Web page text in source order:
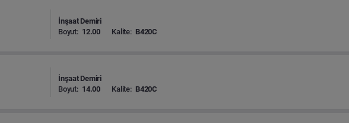
İnşaat Demiri
Boyut: 12.00 Kalite: B420C
İnşaat Demiri
Boyut: 14.00 Kalite: B420C